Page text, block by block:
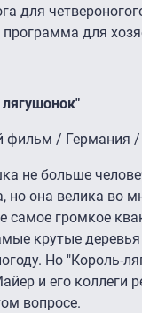
для
для
фильм / Германия /
не больше
но она велика во
самое громкое
крутые
Но "Король-
и его коллеги
вопросе.